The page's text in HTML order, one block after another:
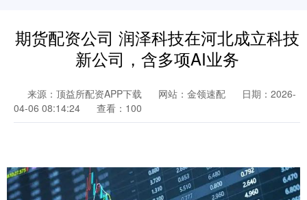
期货配资公司 润泽科技在河北成立科技
新公司，含多项AI业务
来源：顶益所配资APP下载 网站：金领速配
日期：2026-
04-06 08:14:24
查看：100